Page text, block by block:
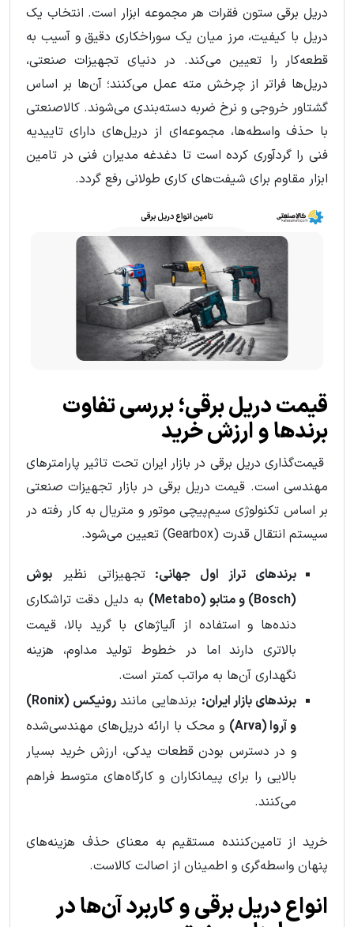
دریل برقی ستون فقرات هر مجموعه ابزار است. انتخاب یک
دریل با کیفیت، مرز میان یک سوراخکاری دقیق و آسیب به
قطعه‌کار را تعیین می‌کند. در دنیای تجهیزات صنعتی،
دریل‌ها فراتر از چرخش مته عمل می‌کنند؛ آن‌ها بر اساس
گشتاور خروجی و نرخ ضربه دسته‌بندی می‌شوند. کالاصنعتی
با حذف واسطه‌ها، مجموعه‌ای از دریل‌های دارای تاییدیه
فنی را گردآوری کرده است تا دغدغه مدیران فنی در تامین
ابزار مقاوم برای شیفت‌های کاری طولانی رفع گردد.
قیمت دریل برقی؛ بررسی تفاوت
برندها و ارزش خرید
قیمت‌گذاری دریل برقی در بازار ایران تحت تاثیر پارامترهای
مهندسی است. قیمت دریل برقی در بازار تجهیزات صنعتی
بر اساس تکنولوژی سیم‌پیچی موتور و متریال به کار رفته در
سیستم انتقال قدرت (Gearbox) تعیین می‌شود.
برندهای تراز اول جهانی: تجهیزاتی نظیر بوش
(Bosch) و متابو (Metabo)
به دلیل دقت تراشکاری
دنده‌ها و استفاده از آلیاژهای با گرید بالا، قیمت
بالاتری دارند اما در خطوط تولید مداوم، هزینه
نگهداری آن‌ها به مراتب کمتر است.
برندهای بازار ایران: برندهایی مانند
رونیکس (Ronix)
و آروا (Arva)
و محک با ارائه دریل‌های مهندسی‌شده
و در دسترس بودن قطعات یدکی، ارزش خرید بسیار
بالایی را برای پیمانکاران و کارگاه‌های متوسط فراهم
می‌کنند.
خرید از تامین‌کننده مستقیم به معنای حذف هزینه‌های
پنهان واسطه‌گری و اطمینان از اصالت کالاست.
انواع دریل برقی و کاربرد آن‌ها در